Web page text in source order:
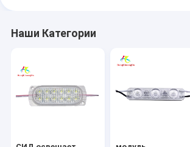
Наши Категории